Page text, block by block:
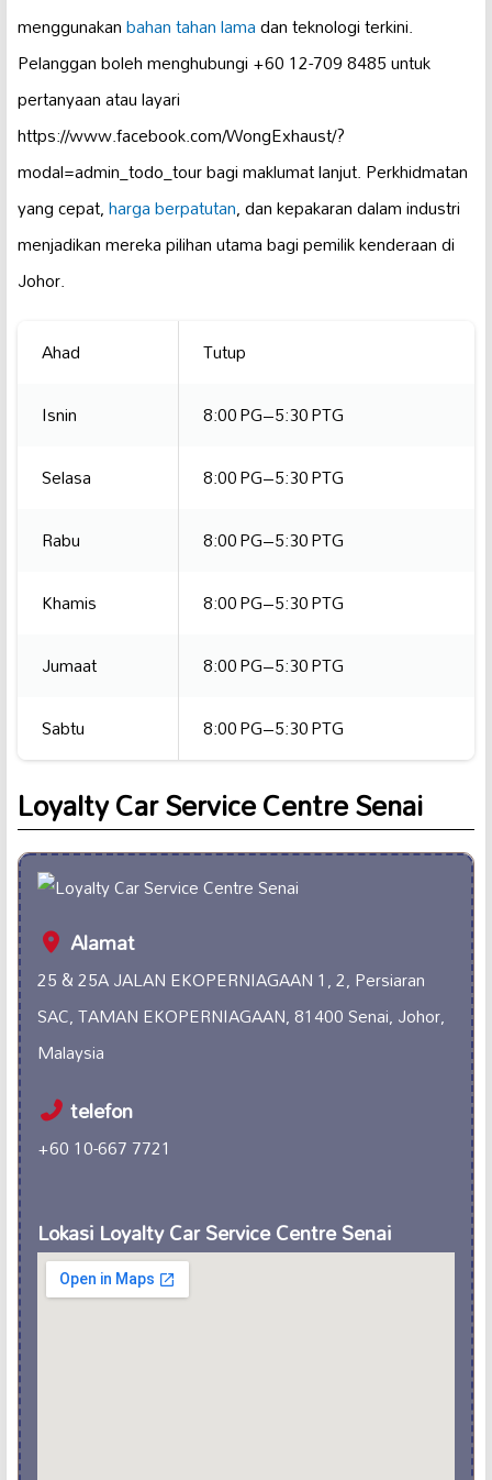
menggunakanbahan tahan lamadan teknologi terkini.
Pelanggan boleh menghubungi +60 12-709 8485 untuk
pertanyaan atau layari
https://www.facebook.com/WongExhaust/?
modal=admin_todo_tour bagi maklumat lanjut. Perkhidmatan
yang cepat,harga berpatutan, dan kepakaran dalam industri
menjadikan mereka pilihan utama bagi pemilik kenderaan di
Johor.
Ahad
Tutup
Isnin
8:00 PG–5:30 PTG
Selasa
8:00 PG–5:30 PTG
Rabu
8:00 PG–5:30 PTG
Khamis
8:00 PG–5:30 PTG
Jumaat
8:00 PG–5:30 PTG
Sabtu
8:00 PG–5:30 PTG
Loyalty Car Service Centre Senai
Alamat
25 & 25A JALAN EKOPERNIAGAAN 1, 2, Persiaran
SAC, TAMAN EKOPERNIAGAAN, 81400 Senai, Johor,
Malaysia
telefon
+60 10-667 7721
Lokasi Loyalty Car Service Centre Senai